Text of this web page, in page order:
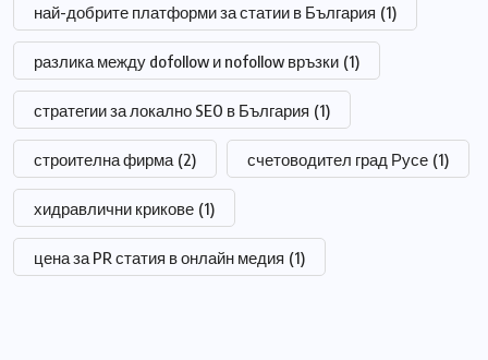
най-добрите платформи за статии в България (1)
разлика между dofollow и nofollow връзки (1)
стратегии за локално SEO в България (1)
строителна фирма (2) счетоводител град Русе (1)
хидравлични крикове (1)
цена за PR статия в онлайн медия (1)